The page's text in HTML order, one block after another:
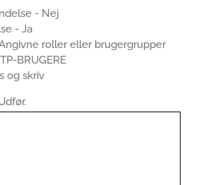
- Nej
- Ja
roller eller brugergrupper
BRUGERE
og skriv